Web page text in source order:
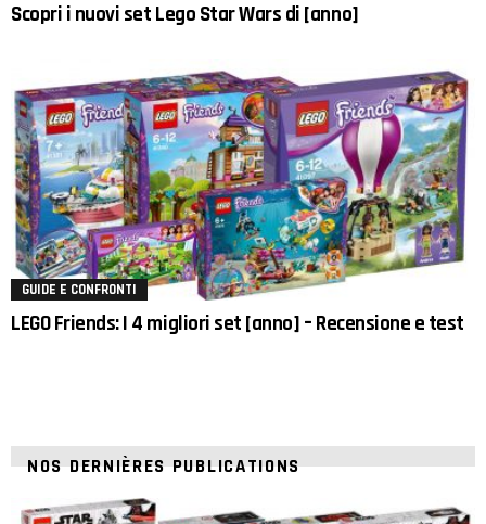
Scopri i nuovi set Lego Star Wars di [anno]
GUIDE E CONFRONTI
LEGO Friends: I 4 migliori set [anno] – Recensione e test
NOS DERNIÈRES PUBLICATIONS